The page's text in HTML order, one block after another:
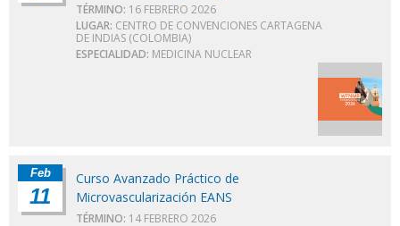
TÉRMINO: 16 FEBRERO 2026
LUGAR: CENTRO DE CONVENCIONES CARTAGENA
DE INDIAS (COLOMBIA)
ESPECIALIDAD: MEDICINA NUCLEAR
Feb
11
Curso Avanzado Práctico de
Microvascularización EANS
TÉRMINO: 14 FEBRERO 2026